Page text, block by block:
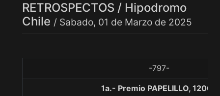
RETROSPECTOS / Hipodromo
Chile / Sabado, 01 de Marzo de 2025
-797-
1a.- Premio PAPELILLO, 1200